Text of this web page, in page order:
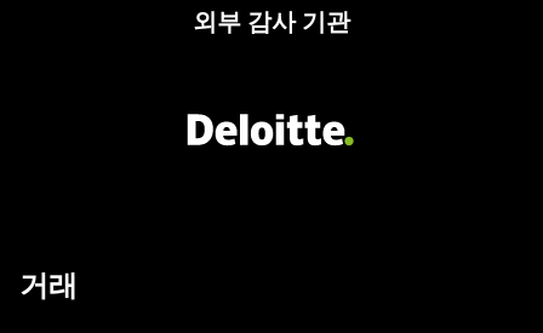
레
브
외부 감사 기관
거래